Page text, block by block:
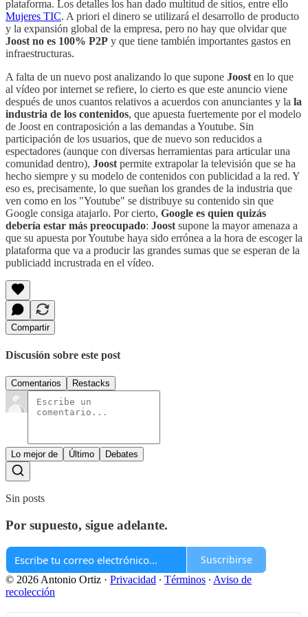
plataforma. Los detalles los han dado multitud de sitios, entre ello
Mujeres TIC. A priori el dinero se utilizará el desarrollo de producto
y la expansión global de la empresa, pero no hay que olvidar que
Joost no es 100% P2P y que tiene también importantes gastos en
infraestructuras.
A falta de un nuevo post analizando lo que supone Joost en lo que
al vídeo por internet se refiere, lo cierto es que este anuncio viene
después de unos cuantos relativos a acuerdos con anunciantes y la la
industria de los contenidos, que apuesta fuertemente por el modelo
de Joost en contraposición a las demandas a Youtube. Sin
participación de los usuarios, que de nuevo son reducidos a
espectadores (aunque con diversas herramientas para articular una
comunidad dentro), Joost permite extrapolar la televisión que se ha
hecho siempre y su modelo de contenidos con publicidad a la red. Y
eso es, precisamente, lo que sueñan los grandes de la industria que
ven como en los "Youtube" se distribuye su contenido sin que
Google consiga atajarlo. Por cierto, Google es quien quizás
debería estar más preocupado: Joost supone la mayor amenaza a
que su apuesta por Youtube haya sido errónea a la hora de escoger la
plataforma que va a producir las grandes sumas que se esperan de la
publiciadd incrustrada en el vídeo.
Compartir
Discusión sobre este post
Comentarios Restacks
Lo mejor de Último Debates
Sin posts
Por supuesto, sigue adelante.
Suscribirse
© 2026 Antonio Ortiz · Privacidad ∙ Términos ∙ Aviso de
recolección